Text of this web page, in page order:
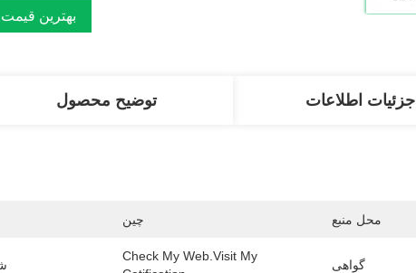
بهترین قیمت
جزئیات اطلاعات توضیح محصول
محل منبع چین
گواهی
Check My Web.visit My